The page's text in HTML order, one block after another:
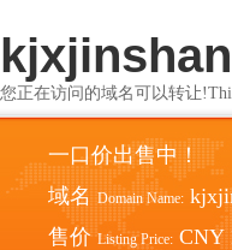
您正在访问的域名可以转让
一口价出售中！
域名 Domain Name:
售价 Listing Price: CNY